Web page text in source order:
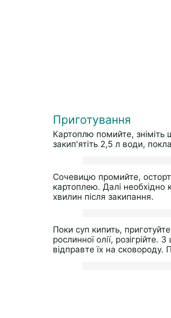
Приготування
Картоплю помийте, зніміть
закип'ятіть 2,5 л води,
Сочевицю промийте,
картоплею. Далі
хвилин після закипання.
Поки суп кипить,
рослинної олії,
відправте їх на сковороду.